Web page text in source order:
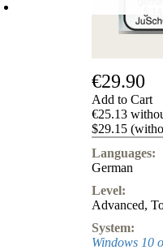
€29.90
Add to Cart
€25.13
$29.15
Languages:
German
Level:
Advanced,
System:
Windows 10